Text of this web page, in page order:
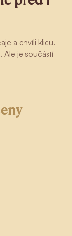
a chvíli klidu.
Ale je součástí